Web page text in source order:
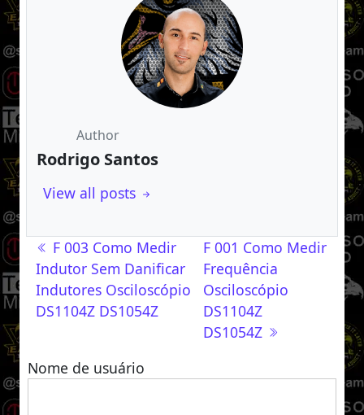
Author
Rodrigo Santos
View all posts
Navegação de post
F 003 Como Medir
Indutor Sem Danificar
Indutores Osciloscópio
DS1104Z DS1054Z
F 001 Como Medir
Frequência
Osciloscópio
DS1104Z
DS1054Z
Nome de usuário